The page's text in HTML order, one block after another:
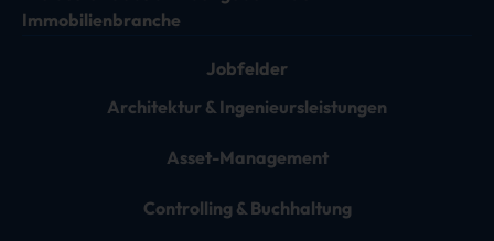
Immobilienbranche
Jobfelder
Architektur & Ingenieursleistungen
Asset-Management
Controlling & Buchhaltung